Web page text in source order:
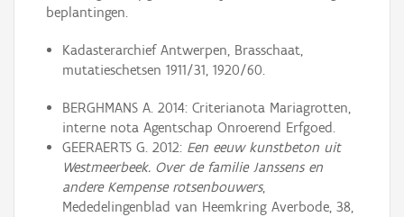
beplantingen.
Kadasterarchief Antwerpen, Brasschaat,
mutatieschetsen 1911/31, 1920/60.
BERGHMANS A. 2014: Criterianota Mariagrotten,
interne nota Agentschap Onroerend Erfgoed.
GEERAERTS G. 2012: Een eeuw kunstbeton uit
Westmeerbeek. Over de familie Janssens en
andere Kempense rotsenbouwers,
Mededelingenblad van Heemkring Averbode, 38,